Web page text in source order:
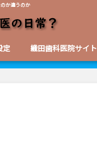
か違うのか
定 織田歯科医院サイト